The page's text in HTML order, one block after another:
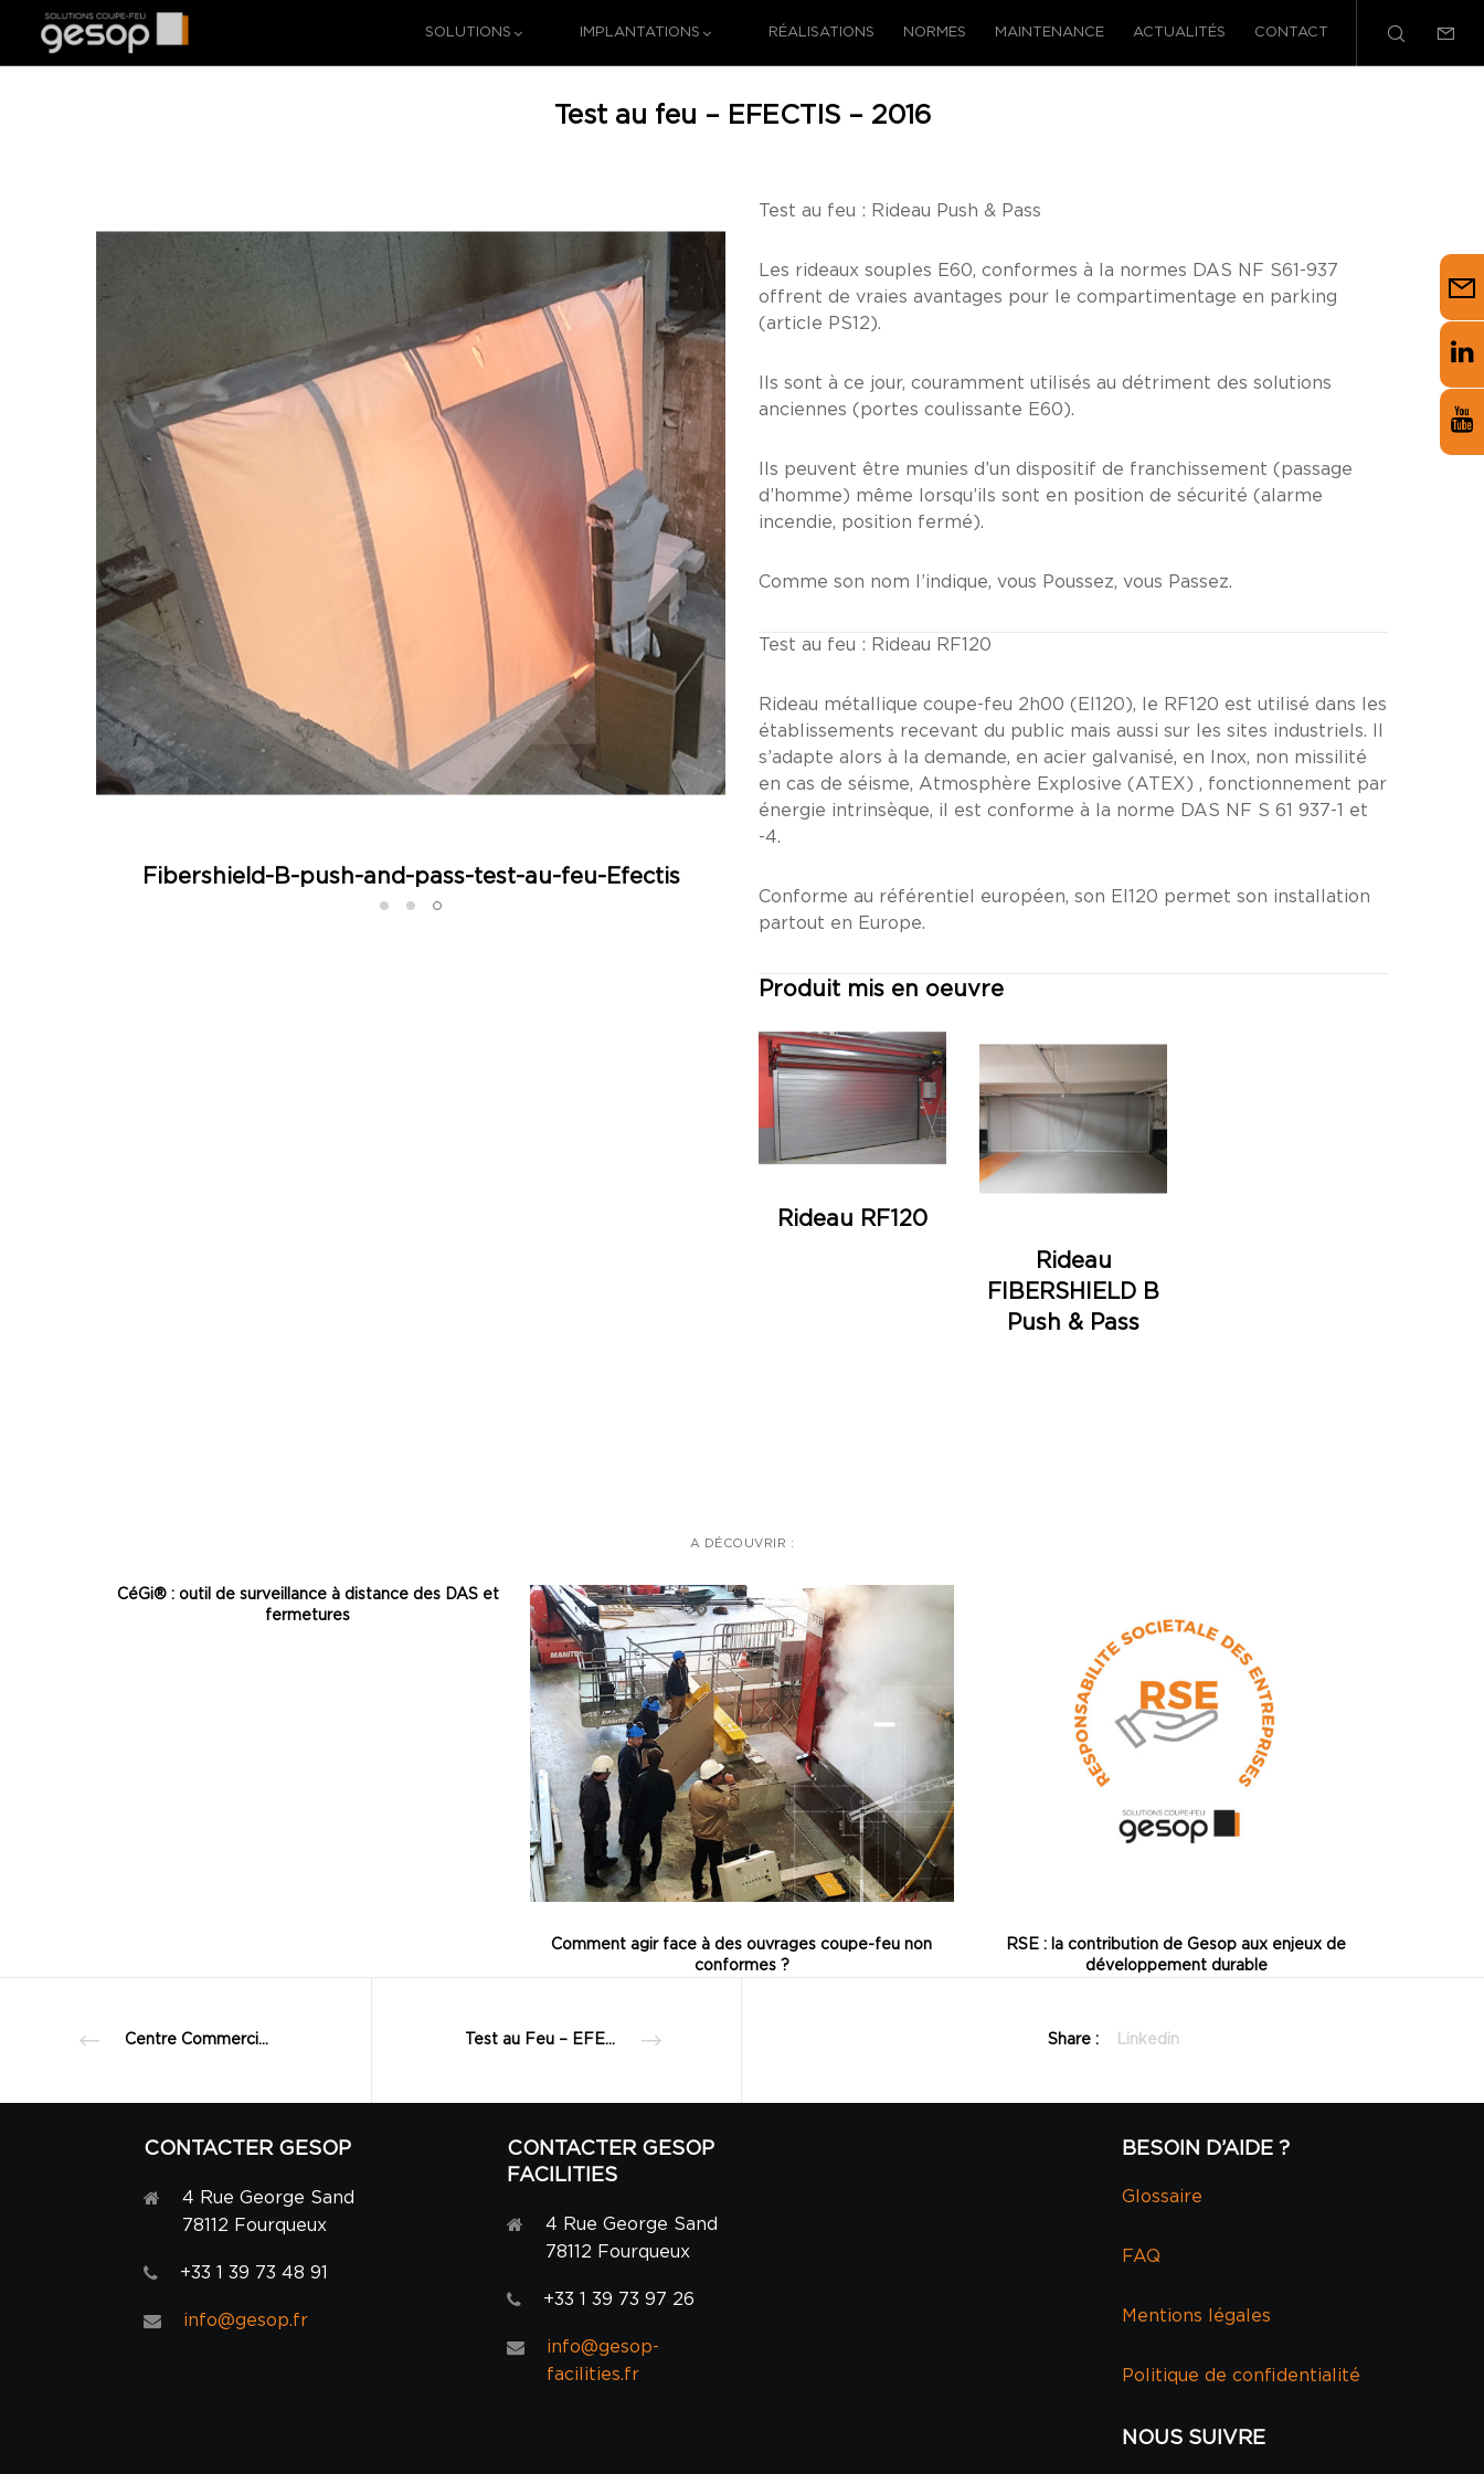
SOLUTIONS IMPLANTATIONS RÉALISATIONS NORMES MAINTENANCE ACTUALITÉS CONTACT
Test au feu – EFECTIS – 2016
Fibershield-B-push-and-pass-test-au-feu-Efectis
Rideau Métallique T120W – Test au Feu – EFFECTIS –
2016
Rideau
Test au feu : Rideau Push & Pass
Les rideaux souples E60, conformes à la normes DAS NF S61-937
offrent de vraies avantages pour le compartimentage en parking
(article PS12).
Ils sont à ce jour, couramment utilisés au détriment des solutions
anciennes (portes coulissante E60).
Ils peuvent être munies d’un dispositif de franchissement (passage
d’homme) même lorsqu’ils sont en position de sécurité (alarme
incendie, position fermé).
Comme son nom l’indique, vous Poussez, vous Passez.
Test au feu : Rideau RF120
Rideau métallique coupe-feu 2h00 (EI120), le RF120 est utilisé dans les
établissements recevant du public mais aussi sur les sites industriels. Il
s’adapte alors à la demande, en acier galvanisé, en Inox, non missilité
en cas de séisme, Atmosphère Explosive (ATEX) , fonctionnement par
énergie intrinsèque, il est conforme à la norme DAS NF S 61 937-1 et
-4.
Conforme au référentiel européen, son EI120 permet son installation
partout en Europe.
Produit mis en oeuvre
Rideau RF120
Rideau
FIBERSHIELD B
Push & Pass
A DÉCOUVRIR :
CéGi® : outil de surveillance à distance des DAS et
fermetures
Comment agir face à des ouvrages coupe-feu non
conformes ?
RSE : la contribution de Gesop aux enjeux de
développement durable
Centre Commercial Beaugrenelle à Paris – 2013 Test au Feu – EFECTIS – 2017 Share : Linkedin
CONTACTER GESOP
4 Rue George Sand
78112 Fourqueux
+33 1 39 73 48 91
info@gesop.fr
CONTACTER GESOP
FACILITIES
4 Rue George Sand
78112 Fourqueux
+33 1 39 73 97 26
info@gesop-
facilities.fr
BESOIN D’AIDE ?
Glossaire
FAQ
Mentions légales
Politique de confidentialité
NOUS SUIVRE